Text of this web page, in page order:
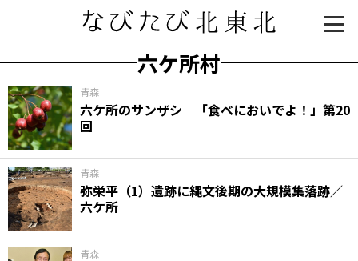
六ケ所村
青森
六ケ所のサンザシ 「食べにおいでよ！」第20
回
青森
弥栄平（1）遺跡に縄文後期の大規模集落跡／
六ケ所
青森
知る一覧
世界遺産
文化・歴史
パワースポット
ミステリー